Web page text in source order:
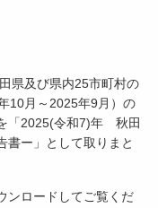
県及び県内25市町村の
10月～2025年9月）の
「2025(令和7)年 秋田
書ー」として取りまと
ンロードしてご覧くだ